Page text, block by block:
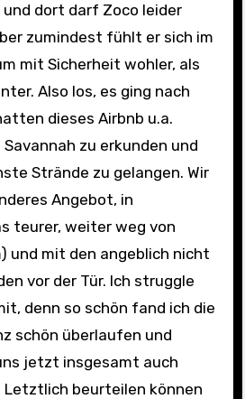
dort darf Zoco leider
zumindest fühlt er sich im
mit Sicherheit wohler, als
Also los, es ging nach
dieses Airbnb u.a.
zu erkunden und
Strände zu gelangen. Wir
Angebot, in
teurer, weiter weg von
und mit den angeblich nicht
vor der Tür. Ich struggle
denn so schön fand ich die
schön überlaufen und
jetzt insgesamt auch
beurteilen können